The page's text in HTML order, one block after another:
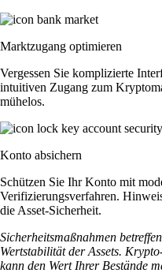
Marktzugang optimieren
Vergessen Sie komplizierte
intuitiven Zugang zum
mühelos.
Konto absichern
Schützen Sie Ihr Konto mit
Verifizierungsverfahren.
die Asset-Sicherheit.
Sicherheitsmaßnahmen
Wertstabilität der Assets.
kann den Wert Ihrer Bestände